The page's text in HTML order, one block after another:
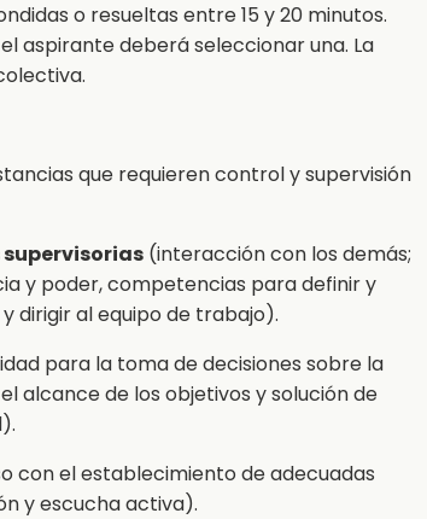
o resueltas entre 15 y 20 minutos.
aspirante deberá seleccionar una. La
que requieren control y supervisión
(interacción con los demás;
y poder, competencias para definir y
dirigir al equipo de trabajo).
para la toma de decisiones sobre la
alcance de los objetivos y solución de
con el establecimiento de adecuadas
y escucha activa).